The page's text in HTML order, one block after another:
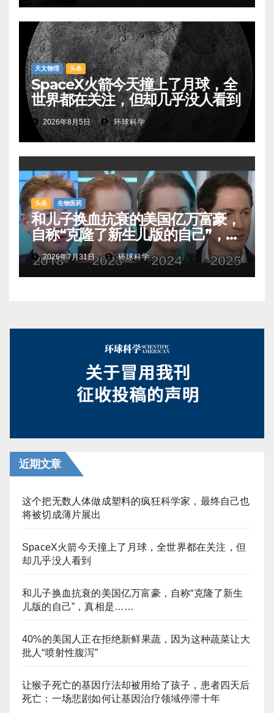
天文物理 头条
SpaceX火箭今天撞上了月球，全
世界都在关注，但却几乎没人看到
2026年8月5日 环球科学
头条 生物医药
和儿子换血抗衰的美国亿万富豪，
自称“克隆了新生儿版的自己”，真
相是……
2026年7月31日 环球科学
近期文章
这个把无数人体做成塑料的疯狂科学家，最终自己也
将被切成薄片展出
SpaceX火箭今天撞上了月球，全世界都在关注，但
却几乎没人看到
和儿子换血抗衰的美国亿万富豪，自称“克隆了新生
儿版的自己”，真相是……
40%的美国人正在拒绝新鲜果蔬，因为这种蔬菜让大
批人“喷射性腹泻”
让猴子死亡的基因疗法却被用给了孩子，患者四天后
死亡：一场悲剧如何让基因治疗领域停滞十年